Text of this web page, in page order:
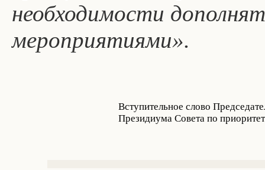
необходимости
мероприятиями».
Вступительное слово
Президиума Совета по